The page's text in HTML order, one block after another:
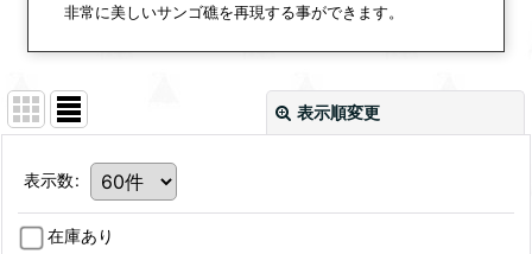
非常に美しいサンゴ礁を再現する事ができます。
表示順変更
表示数:
在庫あり